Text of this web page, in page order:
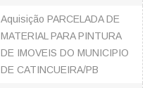
Aquisição PARCELADA DE
MATERIAL PARA PINTURA
DE IMOVEIS DO MUNICIPIO
DE CATINCUEIRA/PB